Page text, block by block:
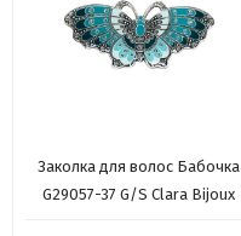
Заколка для волос Бабочка
G29057-37 G/S Clara Bijoux